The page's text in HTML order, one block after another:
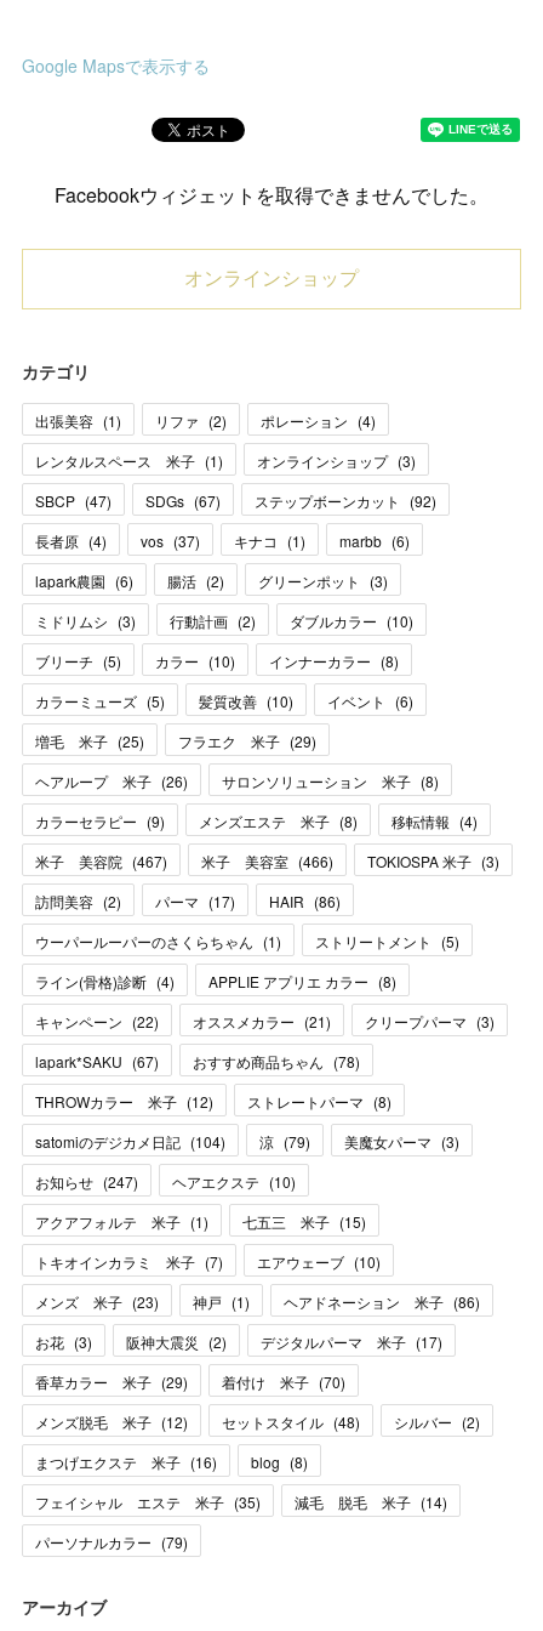
Google Mapsで表示する
Facebookウィジェットを取得できませんでした。
オンラインショップ
カテゴリ
出張美容 (1) リファ (2) ポレーション (4)
レンタルスペース 米子 (1) オンラインショップ (3)
SBCP (47) SDGs (67) ステップボーンカット (92)
長者原 (4) vos (37) キナコ (1) marbb (6)
lapark農園 (6) 腸活 (2) グリーンポット (3)
ミドリムシ (3) 行動計画 (2) ダブルカラー (10)
ブリーチ (5) カラー (10) インナーカラー (8)
カラーミューズ (5) 髪質改善 (10) イベント (6)
増毛 米子 (25) フラエク 米子 (29)
ヘアループ 米子 (26) サロンソリューション 米子 (8)
カラーセラピー (9) メンズエステ 米子 (8) 移転情報 (4)
米子 美容院 (467) 米子 美容室 (466) TOKIOSPA 米子 (3)
訪問美容 (2) パーマ (17) HAIR (86)
ウーパールーパーのさくらちゃん (1) ストリートメント (5)
ライン(骨格)診断 (4) APPLIE アプリエ カラー (8)
キャンペーン (22) オススメカラー (21) クリープパーマ (3)
lapark*SAKU (67) おすすめ商品ちゃん (78)
THROWカラー 米子 (12) ストレートパーマ (8)
satomiのデジカメ日記 (104) 涼 (79) 美魔女パーマ (3)
お知らせ (247) ヘアエクステ (10)
アクアフォルテ 米子 (1) 七五三 米子 (15)
トキオインカラミ 米子 (7) エアウェーブ (10)
メンズ 米子 (23) 神戸 (1) ヘアドネーション 米子 (86)
お花 (3) 阪神大震災 (2) デジタルパーマ 米子 (17)
香草カラー 米子 (29) 着付け 米子 (70)
メンズ脱毛 米子 (12) セットスタイル (48) シルバー (2)
まつげエクステ 米子 (16) blog (8)
フェイシャル エステ 米子 (35) 減毛 脱毛 米子 (14)
パーソナルカラー (79)
アーカイブ